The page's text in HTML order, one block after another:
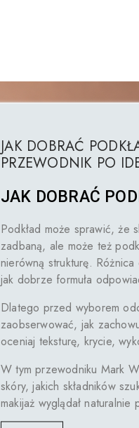
JAK DOBRAĆ
PRZEWODNIK PO
JAK DOBRAĆ
Podkład może sprawić, że
zadbaną, ale może też
nierówną strukturę.
jak dobrze formuła
Dlatego przed wyborem
zaobserwować, jak
oceniaj teksturę, krycie,
W tym przewodniku Mark
skóry, jakich składników
makijaż wyglądał naturalnie